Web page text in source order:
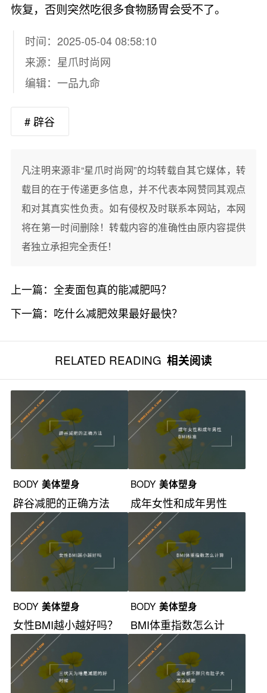
恢复，否则突然吃很多食物肠胃会受不了。
时间：2025-05-04 08:58:10
来源： 星爪时尚网
编辑：一品九命
# 辟谷
凡注明来源非“星爪时尚网”的均转载自其它媒体，转
载目的在于传递更多信息，并不代表本网赞同其观点
和对其真实性负责。如有侵权及时联系本网站，本网
将在第一时间删除！转载内容的准确性由原内容提供
者独立承担完全责任！
上一篇： 全麦面包真的能减肥吗？
下一篇： 吃什么减肥效果最好最快？
RELATED READING 相关阅读
BODY 美体塑身
辟谷减肥的正确方法
BODY 美体塑身
成年女性和成年男性
BMI标准
BODY 美体塑身
女性BMI越小越好吗？
BODY 美体塑身
BMI体重指数怎么计
算？